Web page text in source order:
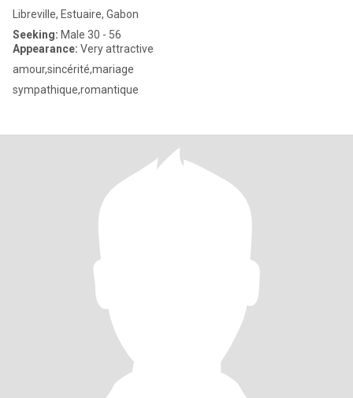
Libreville, Estuaire, Gabon
Seeking: Male 30 - 56
Appearance: Very attractive
amour,sincérité,mariage
sympathique,romantique